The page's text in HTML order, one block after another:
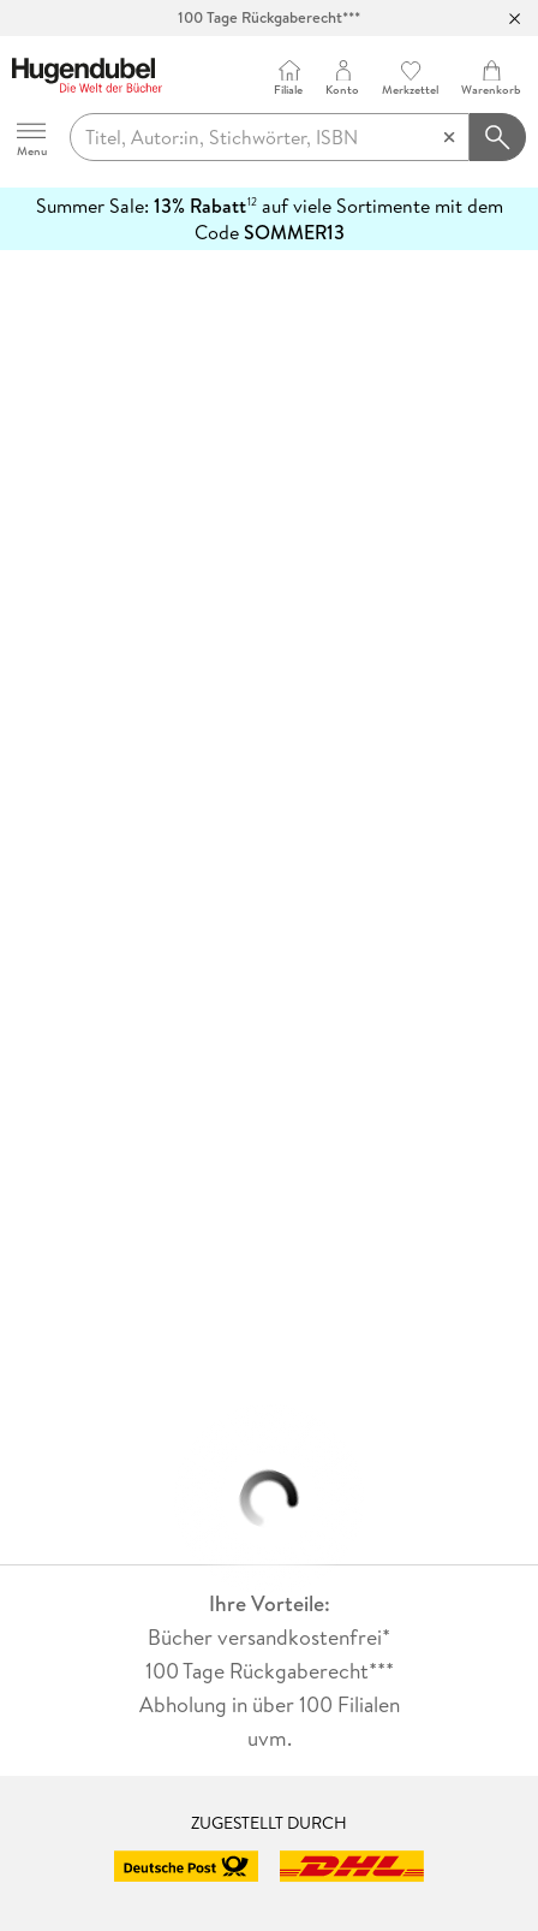
100 Tage Rückgaberecht***
Hugendubel
Menu
Filiale Konto Merkzettel Warenkorb
Summer Sale: 13% Rabatt12auf viele Sortimente mit dem
CodeSOMMER13
erfahren
Ihre Vorteile:
Bücher versandkostenfrei*
100 Tage Rückgaberecht***
Abholung in über 100 Filialen
uvm.
ZUGESTELLT DURCH